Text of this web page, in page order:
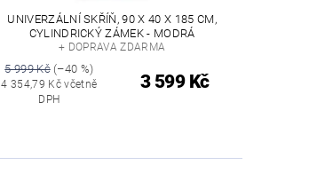
UNIVERZÁLNÍ SKŘÍŇ, 90 X 40 X 185 CM,
CYLINDRICKÝ ZÁMEK - MODRÁ
+ DOPRAVA ZDARMA
5 999 Kč(–40 %)
4 354,79 Kč včetně
DPH
3 599 Kč